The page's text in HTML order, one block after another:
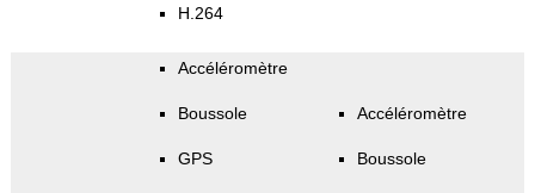
H.264
Accéléromètre
Boussole
GPS
Accéléromètre
Boussole